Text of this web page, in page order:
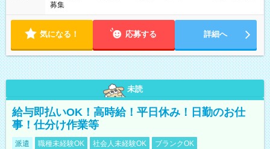
募集
気になる！ 応募する 詳細へ
未読
給与即払いOK！高時給！平日休み！日勤のお仕
事！仕分け作業等
派遣 職種未経験OK 社会人未経験OK
ブランクOK